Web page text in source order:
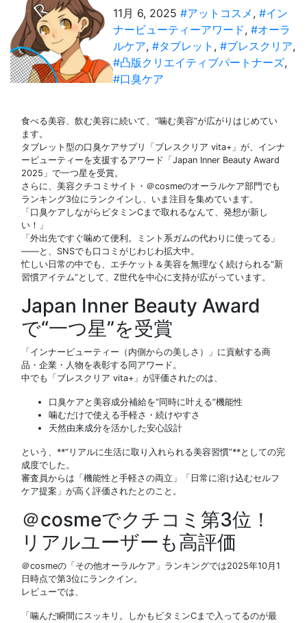
11月 6, 2025 #アットコスメ , #イン
ナービューティーアワード, #オーラ
ルケア, #タブレット , #ブレスクリア,
#凸版クリエイティブパートナーズ,
#口臭ケア
食べる美容、飲む美容に続いて、“噛む美容”が広がりはじめてい
ます。
タブレット型の口臭ケアサプリ「ブレスクリア vita+」が、インナ
ービューティーを支援するアワード「Japan Inner Beauty Award
2025」で一つ星を受賞。
さらに、美容クチコミサイト・＠cosmeのオーラルケア部門でも
ランキング3位にランクインし、いま注目を集めています。
「口臭ケアしながらビタミンCまで取れるなんて、発想が新し
い！」
「外出先ですぐ噛めて便利。ミント系ガムの代わりに使ってる」
――と、SNSでも口コミがじわじわ拡大中。
忙しい日常の中でも、エチケット＆美容を無理なく続けられる“新
習慣アイテム”として、Z世代を中心に支持が広がっています。
Japan Inner Beauty Award
で“一つ星”を受賞
「インナービューティー（内側からの美しさ）」に貢献する商
品・企業・人物を表彰する同アワード。
中でも「ブレスクリア vita+」が評価されたのは、
口臭ケアと美容成分補給を“同時に叶える”機能性
噛むだけで使える手軽さ・続けやすさ
天然由来成分を活かした安心設計
という、**“リアルに生活に取り入れられる美容習慣”**としての完
成度でした。
審査員からは「機能性と手軽さの両立」「日常に溶け込むセルフ
ケア提案」が高く評価されたとのこと。
＠cosmeでクチコミ第3位！
リアルユーザーも高評価
＠cosmeの「その他オーラルケア」ランキングでは2025年10月1
日時点で第3位にランクイン。
レビューでは、
「噛んだ瞬間にスッキリ。しかもビタミンCまで入ってるのが最